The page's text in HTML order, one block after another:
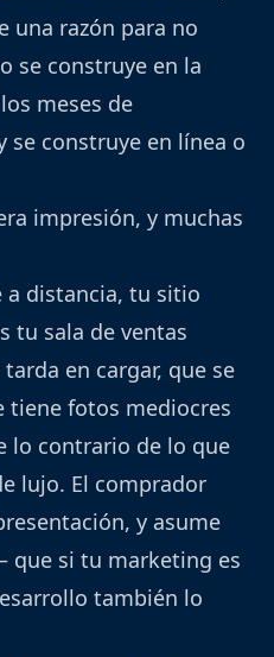
una razón para no
se construye en la
meses de
se construye en línea o
impresión, y muchas
a distancia, tu sitio
tu sala de ventas
en cargar, que se
tiene fotos mediocres
lo contrario de lo que
lujo. El comprador
y asume
si tu marketing es
también lo